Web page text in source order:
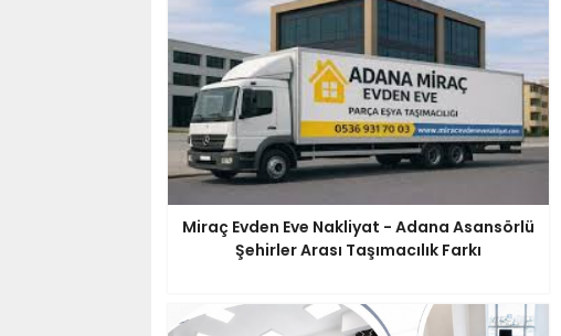
Miraç Evden Eve Nakliyat - Adana Asansörlü
Şehirler Arası Taşımacılık Farkı